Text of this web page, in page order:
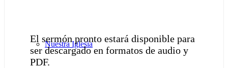
Nuestra Iglesia
El sermón pronto estará disponible para
ser descargado en formatos de audio y
PDF.